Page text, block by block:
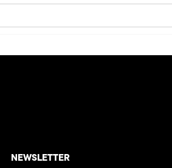
NEWSLETTER